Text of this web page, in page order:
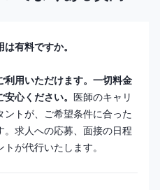
有料ですか。
利用いただけます。一切料金
心ください。 医師のキャリ
ントが、ご希望条件に合った
求人への応募、面接の日程
が代行いたします。